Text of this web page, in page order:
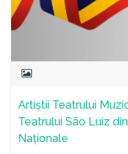
Artiștii Teatrului
Teatrului São Luiz
Naționale